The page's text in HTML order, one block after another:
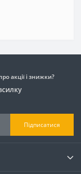
акції і знижки?
Підписатися